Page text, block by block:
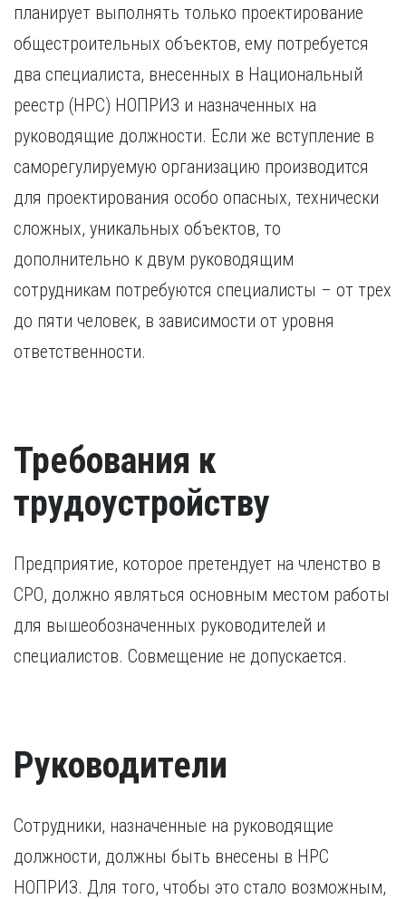
планирует выполнять только проектирование
общестроительных объектов, ему потребуется
два специалиста, внесенных в Национальный
реестр (НРС) НОПРИЗ и назначенных на
руководящие должности. Если же вступление в
саморегулируемую организацию производится
для проектирования особо опасных, технически
сложных, уникальных объектов, то
дополнительно к двум руководящим
сотрудникам потребуются специалисты – от трех
до пяти человек, в зависимости от уровня
ответственности.
Требования к
трудоустройству
Предприятие, которое претендует на членство в
СРО, должно являться основным местом работы
для вышеобозначенных руководителей и
специалистов. Совмещение не допускается.
Руководители
Сотрудники, назначенные на руководящие
должности, должны быть внесены в НРС
НОПРИЗ. Для того, чтобы это стало возможным,